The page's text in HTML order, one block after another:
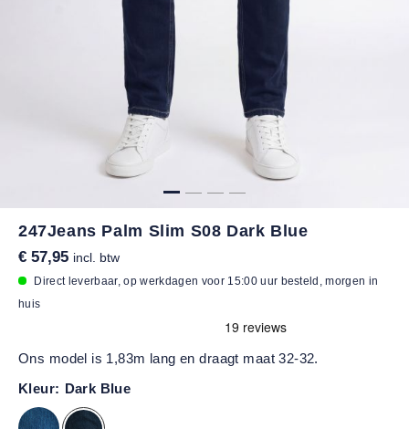
247Jeans Palm Slim S08 Dark Blue
€ 57,95 incl. btw
Direct leverbaar, op werkdagen voor 15:00 uur besteld, morgen in
huis
Ons model is 1,83m lang en draagt maat 32-32.
Kleur: Dark Blue